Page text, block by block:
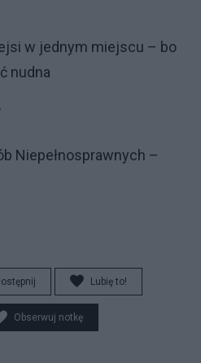
w jednym miejscu – bo
nudna
Niepełnosprawnych –
Lubię to!
Obserwuj notkę